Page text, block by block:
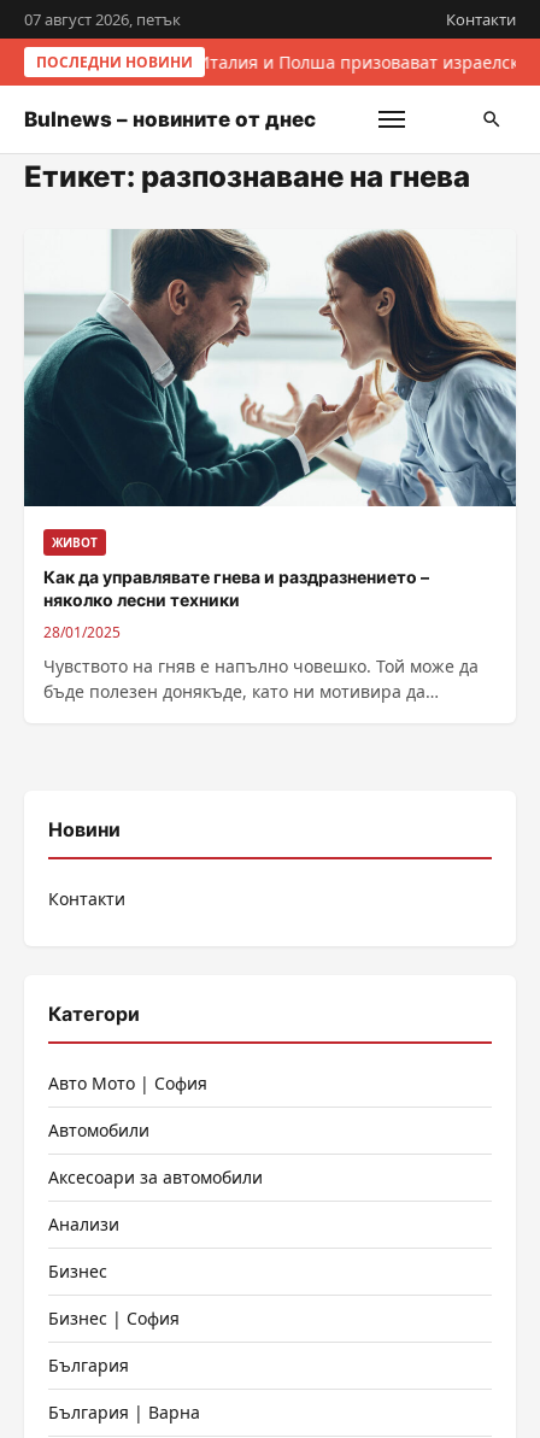
07 август 2026, петък Контакти
ПОСЛЕДНИ НОВИНИ Италия и Полша призовават
Bulnews – новините от днес
Етикет: разпознаване на гнева
ЖИВОТ
Как да управлявате гнева и раздразнението –
няколко лесни техники
28/01/2025
Чувството на гняв е напълно човешко. Той може да
бъде полезен донякъде, като ни мотивира да
Новини
Контакти
Категори
Авто Мото | София
Автомобили
Аксесоари за автомобили
Анализи
Бизнес
Бизнес | София
България
България | Варна